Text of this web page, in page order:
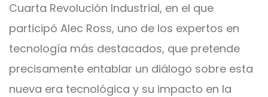
Cuarta Revolución Industrial, en el que
participó Alec Ross, uno de los expertos en
tecnología más destacados, que pretende
precisamente entablar un diálogo sobre esta
nueva era tecnológica y su impacto en la